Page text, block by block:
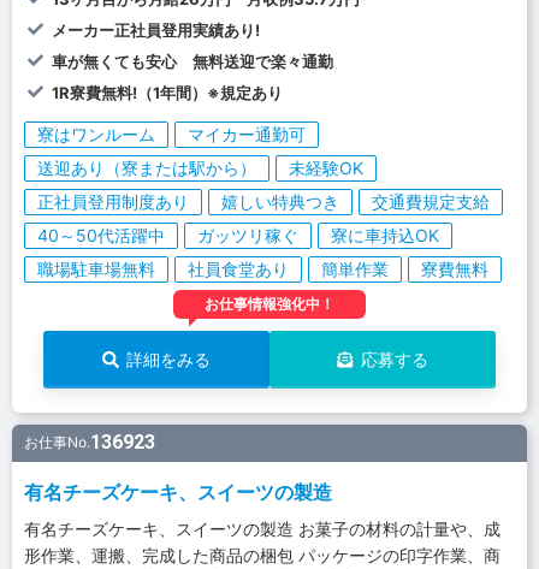
メーカー正社員登用実績あり!
車が無くても安心 無料送迎で楽々通勤
1R寮費無料!（1年間）※規定あり
寮はワンルーム
マイカー通勤可
送迎あり（寮または駅から）
未経験OK
正社員登用制度あり
嬉しい特典つき
交通費規定支給
40～50代活躍中
ガッツリ稼ぐ
寮に車持込OK
職場駐車場無料
社員食堂あり 簡単作業 寮費無料
お仕事情報強化中！
詳細をみる 応募する
お仕事No.136923
有名チーズケーキ、スイーツの製造
有名チーズケーキ、スイーツの製造 お菓子の材料の計量や、成
形作業、運搬、完成した商品の梱包 パッケージの印字作業、商